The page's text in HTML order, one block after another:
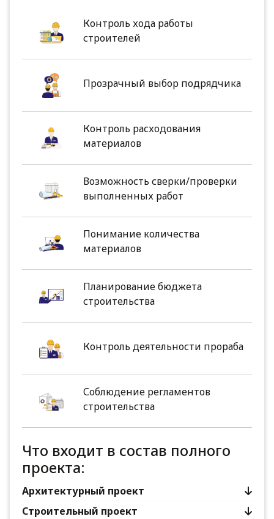
Контроль хода работы
строителей
Прозрачный выбор подрядчика
Контроль расходования
материалов
Возможность сверки/проверки
выполненных работ
Понимание количества
материалов
Планирование бюджета
строительства
Контроль деятельности прораба
Соблюдение регламентов
строительства
Что входит в состав полного
проекта:
Архитектурный проект
Строительный проект